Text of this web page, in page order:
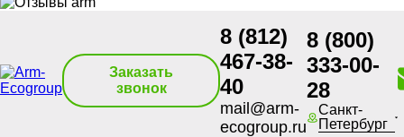
Заказать
звонок
8 (812)
467-38-
40
mail@arm-
ecogroup.ru
8 (800)
333-00-
28
Санкт-
Петербург